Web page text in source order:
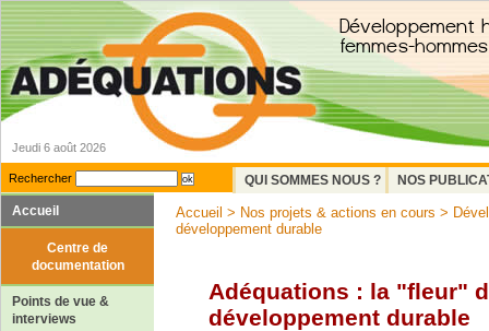
Jeudi 6 août 2026
Rechercher QUI SOMMES NOUS ?
NOS
Accueil
Centre de
documentation
Points de vue &
interviews
Accueil > Nos projets & actions en cours >
développement durable
Adéquations : la "fleur"
développement durable